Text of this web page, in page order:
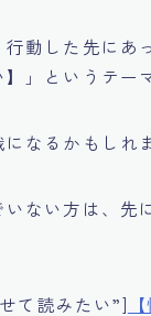
動した先にあ
」というテー
なるかもしれ
ない方は、先
て読みたい”]